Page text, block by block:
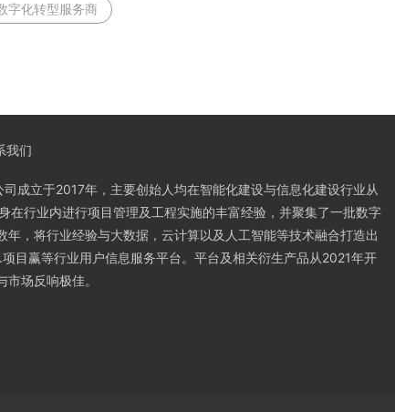
字化转型服务商
我们
成立于2017年，主要创始人均在智能化建设与信息化建设行业从
在行业内进行项目管理及工程实施的丰富经验，并聚集了一批数字
年，将行业经验与大数据，云计算以及人工智能等技术融合打造出
目赢等行业用户信息服务平台。平台及相关衍生产品从2021年开
场反响极佳。